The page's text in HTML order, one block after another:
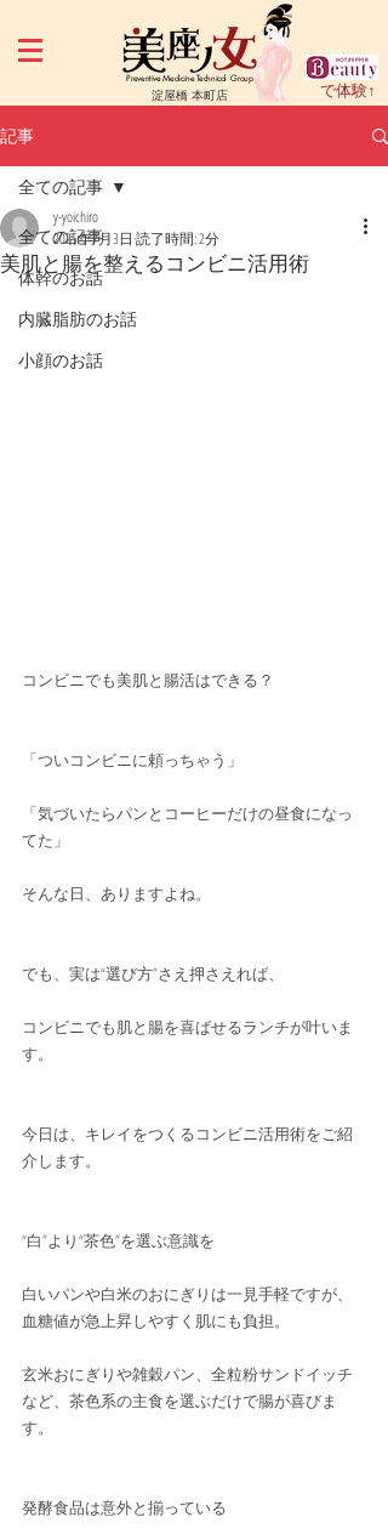
Preventive Medicine Technical Group
淀屋橋 本町店 で体験↑
記事
全ての記事
体幹のお話
内臓脂肪のお話
小顔のお話
全ての記事
美肌と腸を整えるコンビニ活用術
y-yoichiro
2025年7月3日 読了時間: 2分
コンビニでも美肌と腸活はできる？
「ついコンビニに頼っちゃう」
「気づいたらパンとコーヒーだけの昼食になっ
てた」
そんな日、ありますよね。
でも、実は“選び方”さえ押さえれば、
コンビニでも肌と腸を喜ばせるランチが叶いま
す。
今日は、キレイをつくるコンビニ活用術をご紹
介します。
“白”より“茶色”を選ぶ意識を
白いパンや白米のおにぎりは一見手軽ですが、
血糖値が急上昇しやすく肌にも負担。
玄米おにぎりや雑穀パン、全粒粉サンドイッチ
など、茶色系の主食を選ぶだけで腸が喜びま
す。
発酵食品は意外と揃っている